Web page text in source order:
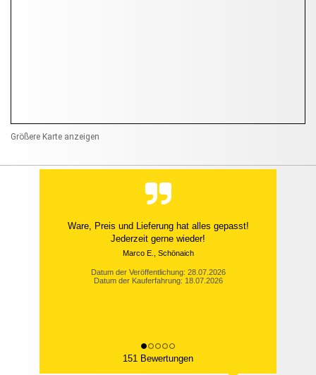
Größere Karte anzeigen
Ware, Preis und Lieferung hat alles gepasst!
Jederzeit gerne wieder!
Marco E., Schönaich
Datum der Veröffentlichung: 28.07.2026
Datum der Kauferfahrung: 18.07.2026
151 Bewertungen